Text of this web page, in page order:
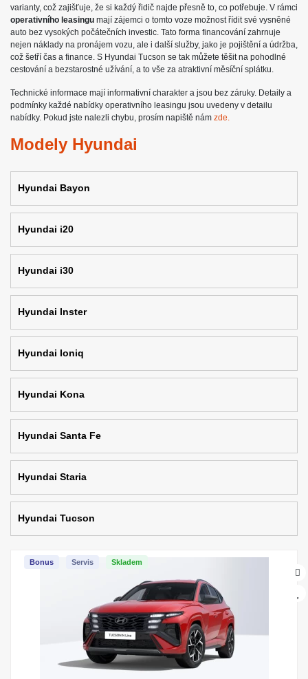
varianty, což zajišťuje, že si každý řidič najde přesně to, co potřebuje. V rámci
operativního leasingu mají zájemci o tomto voze možnost řídit své vysněné
auto bez vysokých počátečních investic. Tato forma financování zahrnuje
nejen náklady na pronájem vozu, ale i další služby, jako je pojištění a údržba,
což šetří čas a finance. S Hyundai Tucson se tak můžete těšit na pohodlné
cestování a bezstarostné užívání, a to vše za atraktivní měsíční splátku.
Technické informace mají informativní charakter a jsou bez záruky. Detaily a
podmínky každé nabídky operativního leasingu jsou uvedeny v detailu
nabídky. Pokud jste nalezli chybu, prosím napiště nám zde.
Modely Hyundai
Hyundai Bayon
Hyundai i20
Hyundai i30
Hyundai Inster
Hyundai Ioniq
Hyundai Kona
Hyundai Santa Fe
Hyundai Staria
Hyundai Tucson
Skladem
Servis
Bonus